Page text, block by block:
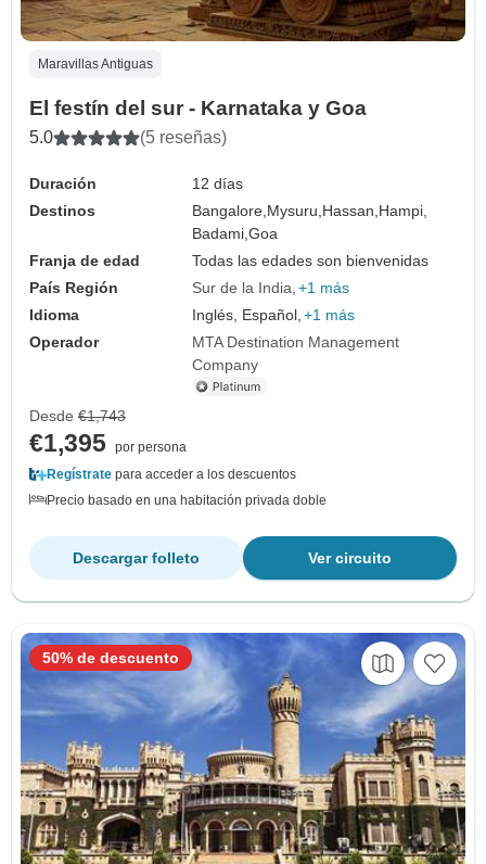
Maravillas Antiguas
El festín del sur - Karnataka y Goa
5.0 (5 reseñas)
Duración
12 días
Destinos
Bangalore, Mysuru, Hassan, Hampi,
Badami,Goa
Franja de edad
Todas las edades son bienvenidas
País Región
Sur de la India +1 más
Idioma
Inglés, Español, +1 más
Operador
MTA Destination Management
Company
Desde €1,743
€1,395 por persona
Regístrate para acceder a los descuentos
Precio basado en una habitación privada doble
Ver circuito
Descargar folleto
50% de descuento